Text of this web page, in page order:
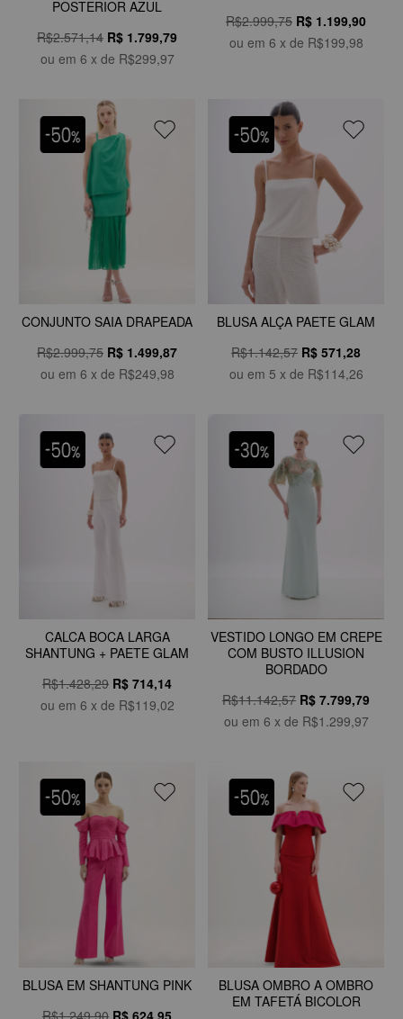
POSTERIOR AZUL
R$2.571,14 R$ 1.799,79
ou em 6 x de R$299,97
R$2.999,75 R$ 1.199,90
ou em 6 x de R$199,98
CONJUNTO SAIA DRAPEADA
R$2.999,75 R$ 1.499,87
ou em 6 x de R$249,98
BLUSA ALÇA PAETE GLAM
R$1.142,57 R$ 571,28
ou em 5 x de R$114,26
CALCA BOCA LARGA
SHANTUNG + PAETE GLAM
R$1.428,29 R$ 714,14
ou em 6 x de R$119,02
VESTIDO LONGO EM CREPE
COM BUSTO ILLUSION
BORDADO
R$11.142,57 R$ 7.799,79
ou em 6 x de R$1.299,97
BLUSA EM SHANTUNG PINK
R$1.249,90 R$ 624,95
BLUSA OMBRO A OMBRO
EM TAFETÁ BICOLOR